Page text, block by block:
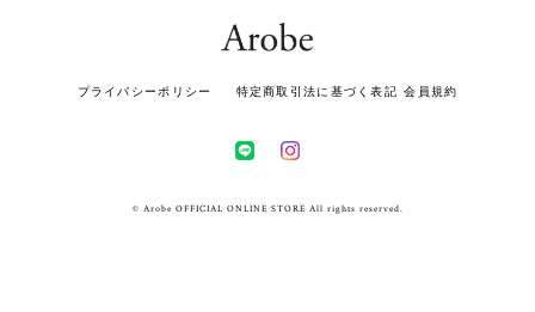
プライバシーポリシー 特定商取引法に基づく表記 会員規約
© Arobe OFFICIAL ONLINE STORE All rights reserved.